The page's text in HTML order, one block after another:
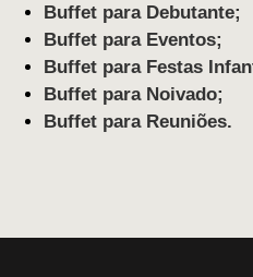
Buffet para Debutante;
Buffet para Eventos;
Buffet para Festas
Buffet para Noivado;
Buffet para Reuniões.